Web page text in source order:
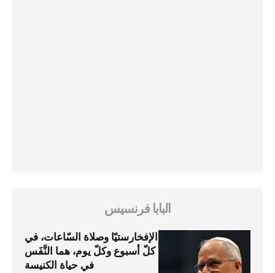
البابا فرنسيس
الإفخارستيّا وصلاة السّاعات، في
كلّ أسبوع وكلّ يوم، هما النَّفَس
في حياة الكنيسة